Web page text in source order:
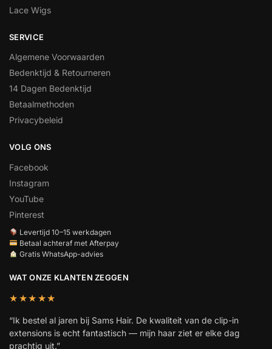
Lace Wigs
SERVICE
Algemene Voorwaarden
Bedenktijd & Retourneren
14 Dagen Bedenktijd
Betaalmethoden
Privacybeleid
VOLG ONS
Facebook
Instagram
YouTube
Pinterest
Levertijd 10–15 werkdagen
Betaal achteraf met Afterpay
Gratis WhatsApp-advies
WAT ONZE KLANTEN ZEGGEN
★★★★★
“Ik bestel al jaren bij Sams Hair. De kwaliteit van de clip-in
extensions is echt fantastisch — mijn haar ziet er elke dag
prachtig uit.”